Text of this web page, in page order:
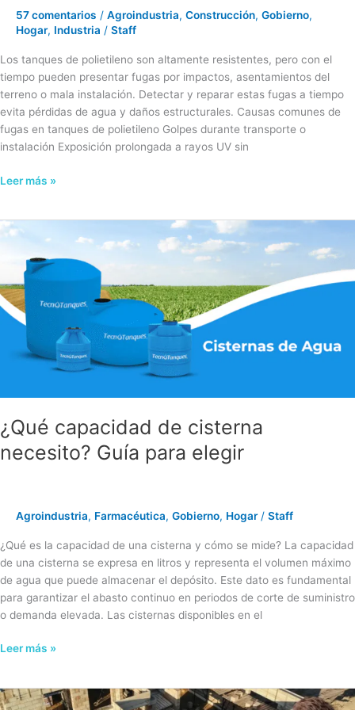
57 comentarios / Agroindustria, Construcción, Gobierno,
Hogar, Industria / Staff
Los tanques de polietileno son altamente resistentes, pero con el
tiempo pueden presentar fugas por impactos, asentamientos del
terreno o mala instalación. Detectar y reparar estas fugas a tiempo
evita pérdidas de agua y daños estructurales. Causas comunes de
fugas en tanques de polietileno Golpes durante transporte o
instalación Exposición prolongada a rayos UV sin
Leer más »
¿Qué capacidad de cisterna
necesito? Guía para elegir
Agroindustria, Farmacéutica, Gobierno, Hogar/ Staff
¿Qué es la capacidad de una cisterna y cómo se mide? La capacidad
de una cisterna se expresa en litros y representa el volumen máximo
de agua que puede almacenar el depósito. Este dato es fundamental
para garantizar el abasto continuo en periodos de corte de suministro
o demanda elevada. Las cisternas disponibles en el
¿Qué
cisterna
necesito?
Guía
elegir
Leer más »
¿Dónde